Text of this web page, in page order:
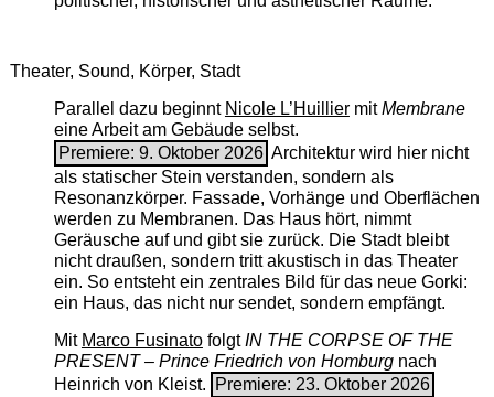
Theater, Sound, Körper, Stadt
Parallel dazu beginnt Nicole L’Huilliermit ­Membrane
eine Arbeit am Gebäude selbst.
Premiere: 9. Oktober 2026 Architektur wird hier nicht
als statischer Stein verstanden, sondern als
Resonanzkörper. Fassade, Vorhänge und Oberflächen
werden zu Membranen. Das Haus hört, nimmt
Geräusche auf und gibt sie zurück. Die Stadt bleibt
nicht draußen, sondern tritt akustisch in das Theater
ein. So entsteht ein zentrales Bild für das neue Gorki:
ein Haus, das nicht nur sendet, sondern empfängt.
Mit Marco FusinatofolgtIN THE CORPSE OF THE
PRESENT – Prince Friedrich von Homburgnach
Heinrich von Kleist.
Premiere: 23. Oktober 2026